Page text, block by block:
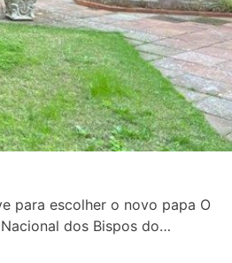
para escolher o novo papa O
dos Bispos do…